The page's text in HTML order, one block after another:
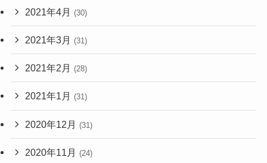
2021年4月 (30)
2021年3月 (31)
2021年2月 (28)
2021年1月 (31)
2020年12月 (31)
2020年11月 (24)